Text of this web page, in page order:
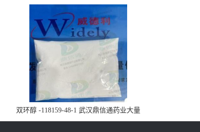
双环醇 -118159-48-1 武汉鼎信通药业大量
现货供应